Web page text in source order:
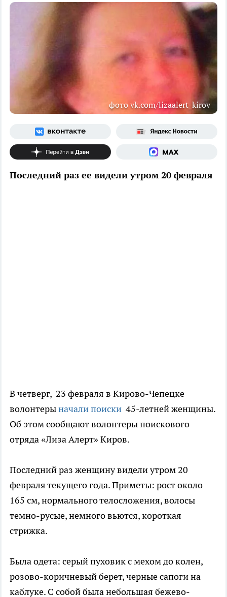
фото vk.com/lizaalert_kirov
Последний раз ее видели утром 20 февраля
В четверг, 23 февраля в Кирово-Чепецке
волонтерыначали поиски 45-летней женщины.
Об этом сообщают волонтеры поискового
отряда «Лиза Алерт» Киров.
Последний раз женщину видели утром 20
февраля текущего года. Приметы: рост около
165 см, нормального телосложения, волосы
темно-русые, немного вьются, короткая
стрижка.
Была одета: серый пуховик с мехом до колен,
розово-коричневый берет, черные сапоги на
каблуке. С собой была небольшая бежево-